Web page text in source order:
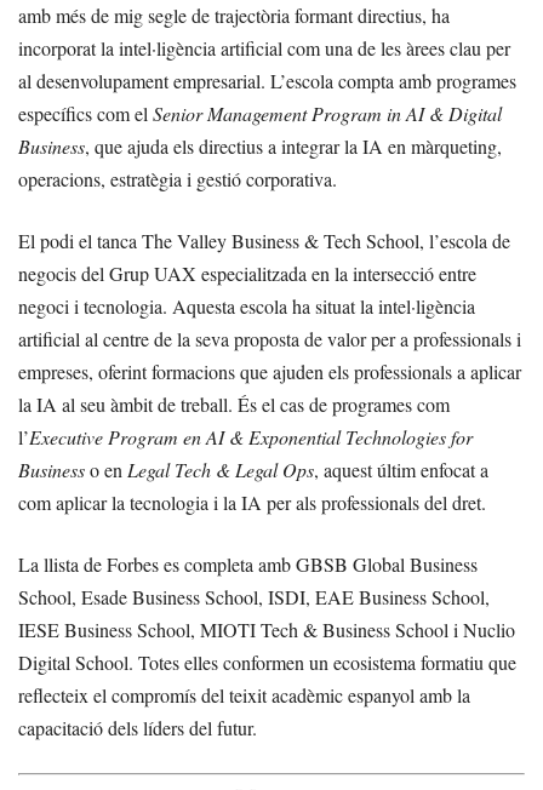
amb més de mig segle de trajectòria formant directius, ha
incorporat la intel·ligència artificial com una de les àrees clau per
al desenvolupament empresarial. L’escola compta amb programes
específics com el Senior Management Program in AI & Digital
Business, que ajuda els directius a integrar la IA en màrqueting,
operacions, estratègia i gestió corporativa.
El podi el tanca The Valley Business & Tech School, l’escola de
negocis del Grup UAX especialitzada en la intersecció entre
negoci i tecnologia. Aquesta escola ha situat la intel·ligència
artificial al centre de la seva proposta de valor per a professionals i
empreses, oferint formacions que ajuden els professionals a aplicar
la IA al seu àmbit de treball. És el cas de programes com
l’Executive Program en AI & Exponential Technologies for
Businesso en Legal Tech & Legal Ops, aquest últim enfocat a
com aplicar la tecnologia i la IA per als professionals del dret.
La llista de Forbes es completa amb GBSB Global Business
School, Esade Business School, ISDI, EAE Business School,
IESE Business School, MIOTI Tech & Business School i Nuclio
Digital School. Totes elles conformen un ecosistema formatiu que
reflecteix el compromís del teixit acadèmic espanyol amb la
capacitació dels líders del futur.